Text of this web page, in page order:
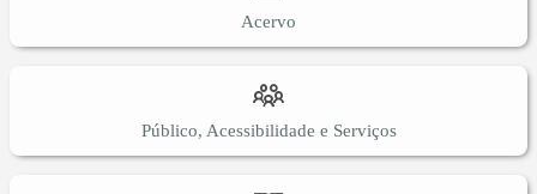
Acervo
Público, Acessibilidade e Serviços